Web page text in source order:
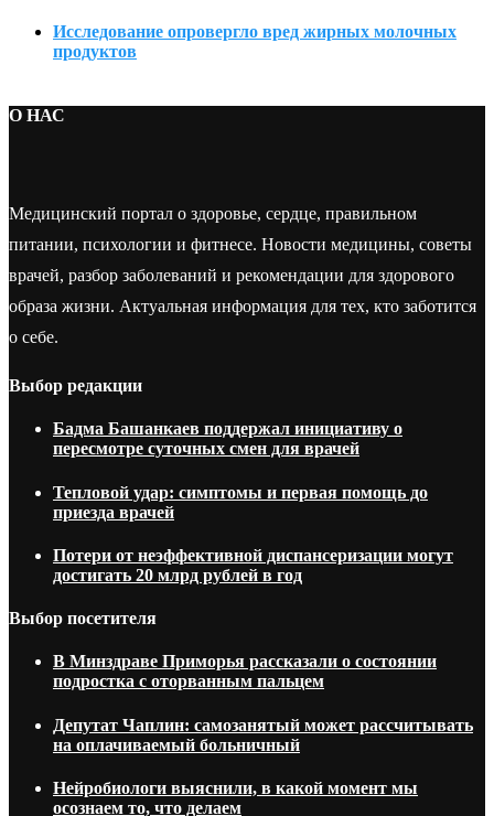
Исследование опровергло вред жирных молочных
продуктов
О НАС
Медицинский портал о здоровье, сердце, правильном
питании, психологии и фитнесе. Новости медицины, советы
врачей, разбор заболеваний и рекомендации для здорового
образа жизни. Актуальная информация для тех, кто заботится
о себе.
Выбор редакции
Бадма Башанкаев поддержал инициативу о
пересмотре суточных смен для врачей
Тепловой удар: симптомы и первая помощь до
приезда врачей
Потери от неэффективной диспансеризации могут
достигать 20 млрд рублей в год
Выбор посетителя
В Минздраве Приморья рассказали о состоянии
подростка с оторванным пальцем
Депутат Чаплин: самозанятый может рассчитывать
на оплачиваемый больничный
Нейробиологи выяснили, в какой момент мы
осознаем то, что делаем